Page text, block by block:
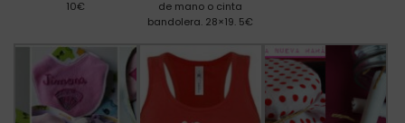
10€
de mano o cinta
bandolera. 28×19. 5€